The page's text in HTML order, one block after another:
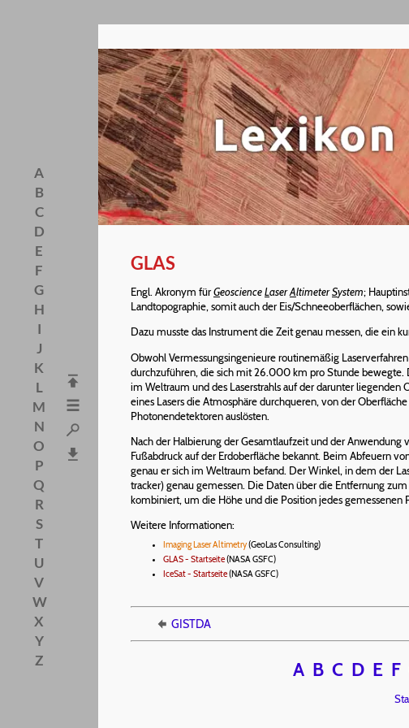
A
B
C
D
E
F
G
H
I
J
K
L
M
N
O
P
Q
R
S
T
U
V
W
X
Y
Z
GLAS
Engl. Akronym fürGeoscienceLaserAltimeterSystem;
Landtopographie, somit auch der Eis/Schneeoberflächen,
Dazu musste das Instrument die Zeit genau messen, die ein
Obwohl Vermessungsingenieure routinemäßig
durchzuführen, die sich mit 26.000 km pro Stunde bewegte.
im Weltraum und des Laserstrahls auf der darunter
eines Lasers die Atmosphäre durchqueren, von der
Photonendetektoren auslösten.
Nach der Halbierung der Gesamtlaufzeit und der
Fußabdruck auf der Erdoberfläche bekannt. Beim Abfeuern
genau er sich im Weltraum befand. Der Winkel, in dem der
tracker) genau gemessen. Die Daten über die Entfernung
kombiniert, um die Höhe und die Position jedes gemessenen
Weitere Informationen:
Imaging Laser Altimetry(GeoLas Consulting)
GLAS - Startseite(NASA GSFC)
IceSat - Startseite(NASA GSFC)
GISTDA
A B C D E F